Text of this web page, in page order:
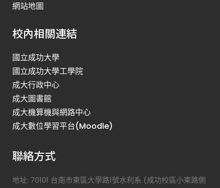
網站地圖
校內相關連結
國立成功大學
國立成功大學工學院
成大行政中心
成大圖書館
成大機算機與網路中心
成大數位學習平台(Moodle)
聯絡方式
地址: 70101 台南市東區大學路1號水利系 (成功校區小東路側